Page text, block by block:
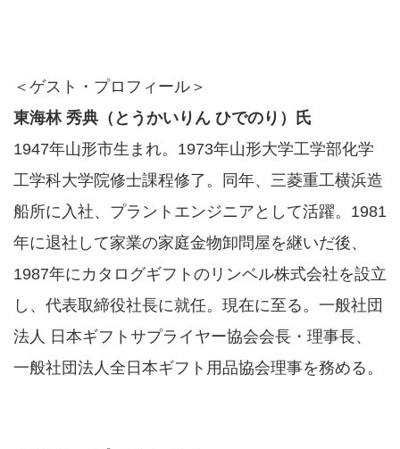
＜ゲスト・プロフィール＞
東海林 秀典（とうかいりん ひでのり）氏
1947年山形市生まれ。1973年山形大学工学部化学
工学科大学院修士課程修了。同年、三菱重工横浜造
船所に入社、プラントエンジニアとして活躍。1981
年に退社して家業の家庭金物卸問屋を継いだ後、
1987年にカタログギフトのリンベル株式会社を設立
し、代表取締役社長に就任。現在に至る。一般社団
法人 日本ギフトサプライヤー協会会長・理事長、
一般社団法人全日本ギフト用品協会理事を務める。